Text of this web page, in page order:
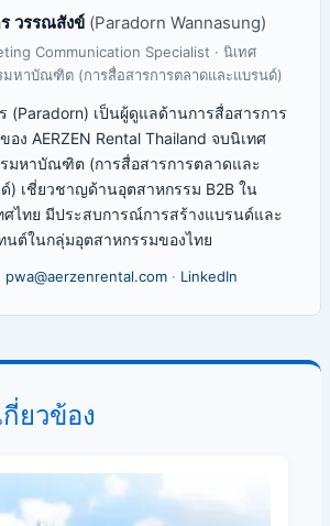
วรรณสังข์ (Paradorn Wannasung)
Communication Specialist · นิเทศ
มหาบัณฑิต (การสื่อสารการตลาดและแบรนด์)
(Paradorn) เป็นผู้ดูแลด้านการสื่อสารการ
อง AERZEN Rental Thailand จบนิเทศ
มหาบัณฑิต (การสื่อสารการตลาดและ
) เชี่ยวชาญด้านอุตสาหกรรม B2B ใน
ศไทย มีประสบการณ์การสร้างแบรนด์และ
นต์ในกลุ่มอุตสาหกรรมของไทย
pwa@aerzenrental.com· LinkedIn
ยวข้อง